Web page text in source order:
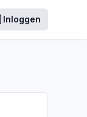
Inloggen